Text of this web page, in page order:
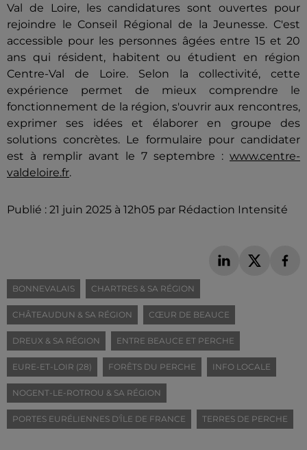
Val de Loire, les candidatures sont ouvertes pour
rejoindre le Conseil Régional de la Jeunesse. C'est
accessible pour les personnes âgées entre 15 et 20
ans qui résident, habitent ou étudient en région
Centre-Val de Loire. Selon la collectivité, cette
expérience permet de mieux comprendre le
fonctionnement de la région, s'ouvrir aux rencontres,
exprimer ses idées et élaborer en groupe des
solutions concrètes. Le formulaire pour candidater
est à remplir avant le 7 septembre : www.centre-
valdeloire.fr.
Publié : 21 juin 2025 à 12h05 par Rédaction Intensité
BONNEVALAIS CHARTRES & SA RÉGION
CHÂTEAUDUN & SA RÉGION CŒUR DE BEAUCE
DREUX & SA RÉGION ENTRE BEAUCE ET PERCHE
EURE-ET-LOIR (28) FORÊTS DU PERCHE INFO LOCALE
NOGENT-LE-ROTROU & SA RÉGION
PORTES EURÉLIENNES D'ÎLE DE FRANCE TERRES DE PERCHE